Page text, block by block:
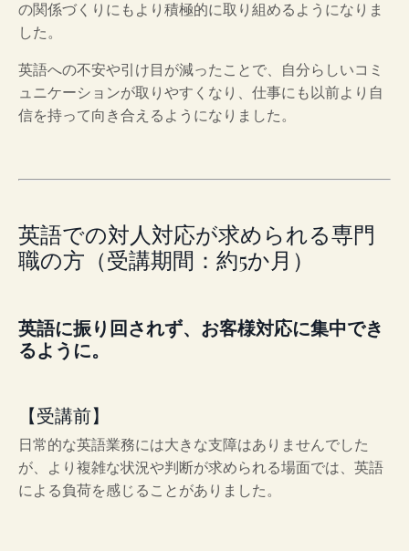
の関係づくりにもより積極的に取り組めるようになりま
した。
英語への不安や引け目が減ったことで、自分らしいコミ
ュニケーションが取りやすくなり、仕事にも以前より自
信を持って向き合えるようになりました。
英語での対人対応が求められる専門
職の方（受講期間：約5か月）
英語に振り回されず、お客様対応に集中でき
るように。
【受講前】
日常的な英語業務には大きな支障はありませんでした
が、より複雑な状況や判断が求められる場面では、英語
による負荷を感じることがありました。